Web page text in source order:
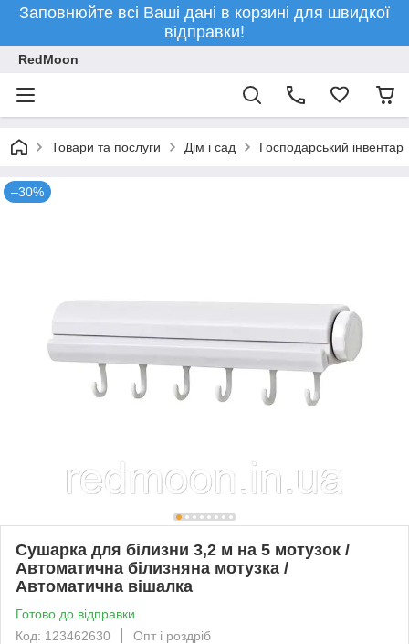
Заповнюйте всі Ваші дані в корзині для швидкої
відправки!
RedMoon
Товари та послуги Дім і сад Господарський інвентар
–30%
Сушарка для білизни 3,2 м на 5 мотузок /
Автоматична білизняна мотузка /
Автоматична вішалка
Готово до відправки
Код: 123462630
Опт і роздріб